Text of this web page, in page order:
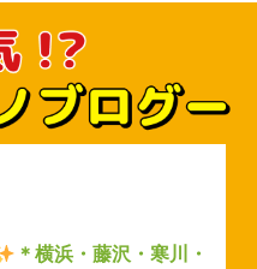
＊横浜・藤沢・寒川・